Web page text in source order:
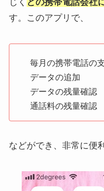
す。このアプリで、
毎月の携帯電話の
データの追加
データの残量確認
通話料の残量確認
などができ、非常に便